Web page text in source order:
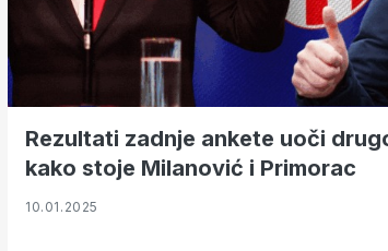
Rezultati zadnje ankete uoči
kako stoje Milanović i Primorac
10.01.2025